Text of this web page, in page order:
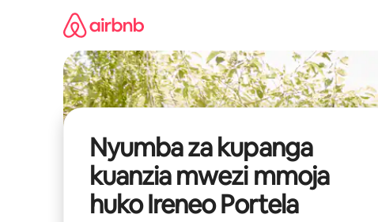
Nyumba za kupanga
kuanzia mwezi mmoja
huko Ireneo Portela